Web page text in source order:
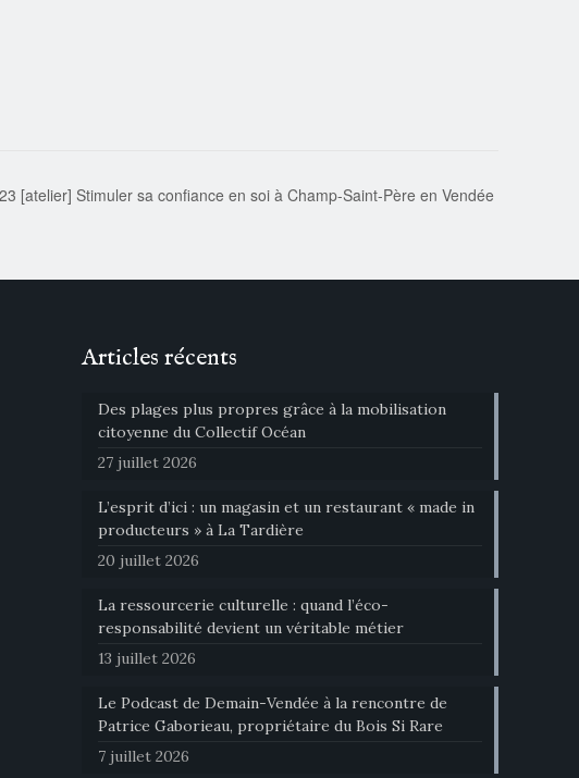
[atelier] Stimuler sa confiance en soi à Champ-Saint-Père en Vendée
Articles récents
Des plages plus propres grâce à la mobilisation
citoyenne du Collectif Océan
27 juillet 2026
L’esprit d’ici : un magasin et un restaurant « made in
producteurs » à La Tardière
20 juillet 2026
La ressourcerie culturelle : quand l’éco-
responsabilité devient un véritable métier
13 juillet 2026
Le Podcast de Demain-Vendée à la rencontre de
Patrice Gaborieau, propriétaire du Bois Si Rare
7 juillet 2026